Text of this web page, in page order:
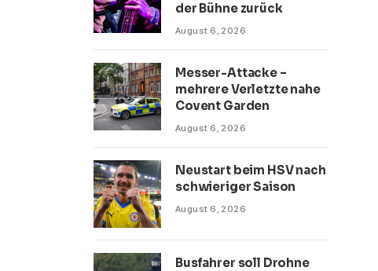
der Bühne zurück
August 6, 2026
Messer-Attacke –
mehrere Verletzte nahe
Covent Garden
August 6, 2026
Neustart beim HSV nach
schwieriger Saison
August 6, 2026
Busfahrer soll Drohne